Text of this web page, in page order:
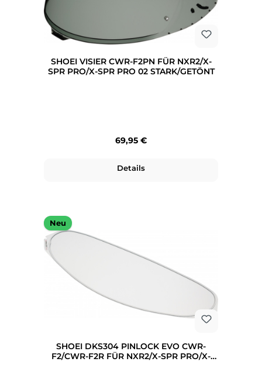
SHOEI VISIER CWR-F2PN FÜR NXR2/X-
SPR PRO/X-SPR PRO 02 STARK/GETÖNT
Regulärer Preis:
69,95 €
Details
Neu
SHOEI DKS304 PINLOCK EVO CWR-
F2/CWR-F2R FÜR NXR2/X-SPR PRO/X-